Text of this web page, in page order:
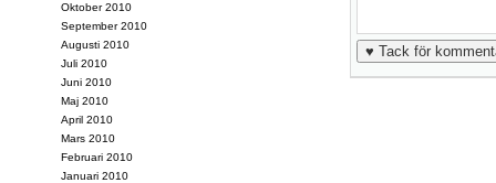
Oktober 2010
September 2010
Augusti 2010
Juli 2010
Juni 2010
Maj 2010
April 2010
Mars 2010
Februari 2010
Januari 2010